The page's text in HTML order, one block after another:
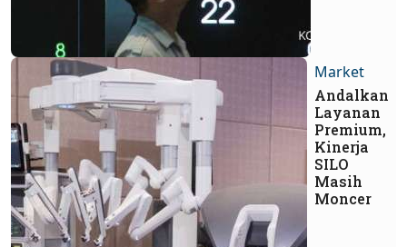
Market
Andalkan
Layanan
Premium,
Kinerja
SILO
Masih
Moncer